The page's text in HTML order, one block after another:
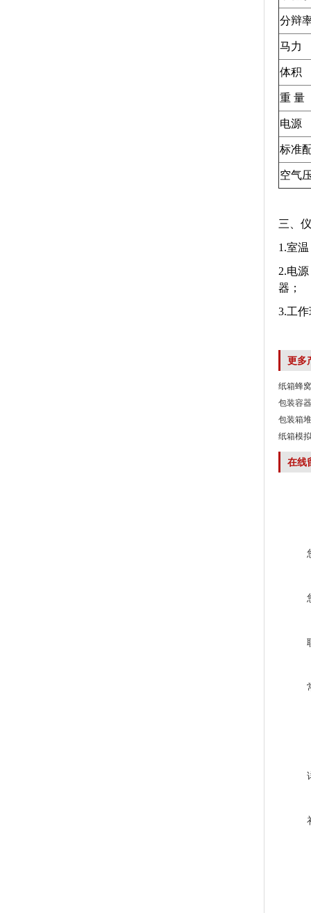
分辩
马力
体积
重 量
电源
标准
空气
三、
1.室
2.电
器；
3.工
更多
纸箱蜂
包装容
包装箱
纸箱模
在线